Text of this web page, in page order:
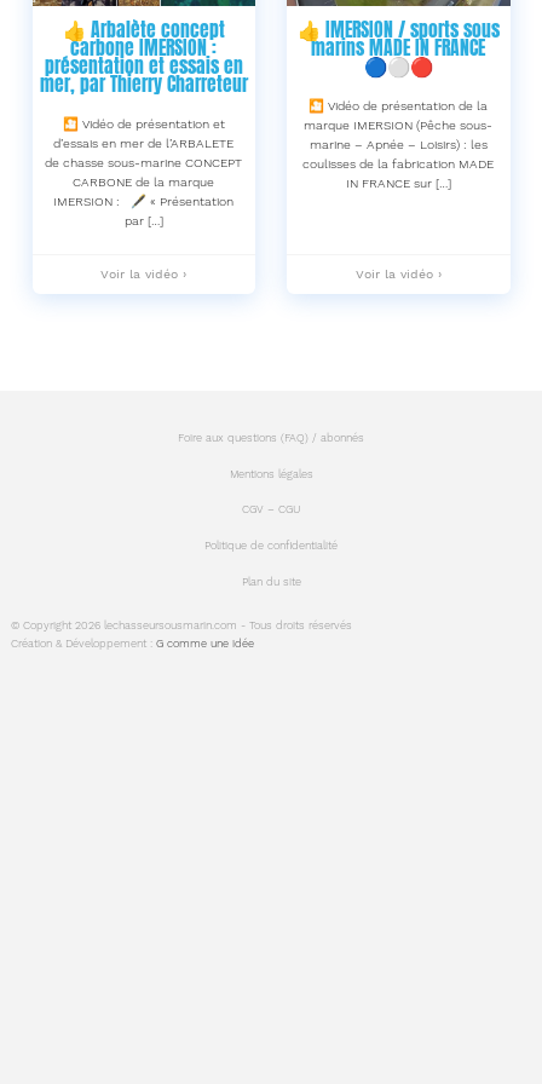
Charreteur
-
à
Ouessant
👍 Arbalète concept
carbone IMERSION :
présentation et essais en
mer, par Thierry Charreteur
🎦 Vidéo de présentation et
d’essais en mer de l’ARBALETE
de chasse sous-marine CONCEPT
CARBONE de la marque
IMERSION : 🖋 « Présentation
par […]
👍
Arbalète
Voir la vidéo ›
👍 IMERSION / sports sous
marins MADE IN FRANCE
🔵⚪🔴
🎦 Vidéo de présentation de la
marque IMERSION (Pêche sous-
marine – Apnée – Loisirs) : les
coulisses de la fabrication MADE
IN FRANCE sur […]
👍
IMERSION
🔵⚪🔴
Voir la vidéo ›
© Copyright 2026 lechasseursousmarin.com - Tous droits réservés
Création & Développement :G comme une idée
Foire aux questions (FAQ) / abonnés
Mentions légales
CGV – CGU
Politique de confidentialité
Plan du site